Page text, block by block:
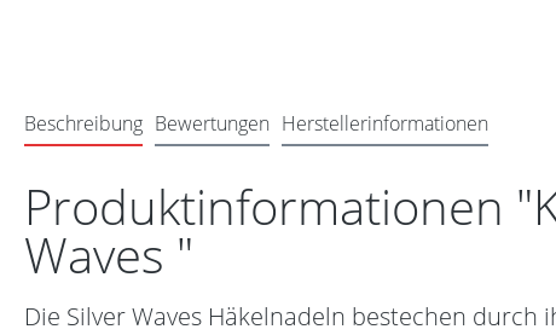
Beschreibung Bewertungen Herstellerinformationen
Produktinformationen
Waves "
Die Silver Waves Häkelnadeln bestechen